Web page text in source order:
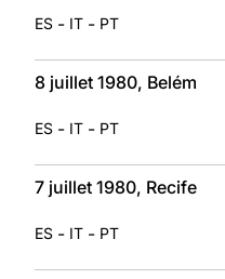
ES - IT - PT
8 juillet 1980, Belém
ES - IT - PT
7 juillet 1980, Recife
ES - IT - PT